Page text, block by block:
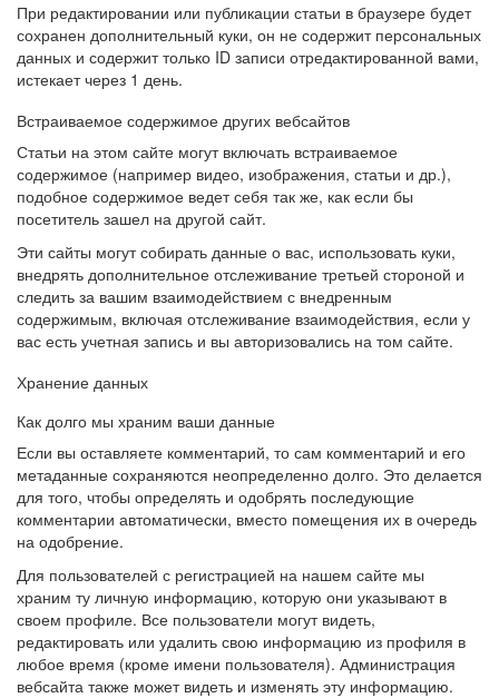
При редактировании или публикации статьи в браузере будет
сохранен дополнительный куки, он не содержит персональных
данных и содержит только ID записи отредактированной вами,
истекает через 1 день.
Встраиваемое содержимое других вебсайтов
Статьи на этом сайте могут включать встраиваемое
содержимое (например видео, изображения, статьи и др.),
подобное содержимое ведет себя так же, как если бы
посетитель зашел на другой сайт.
Эти сайты могут собирать данные о вас, использовать куки,
внедрять дополнительное отслеживание третьей стороной и
следить за вашим взаимодействием с внедренным
содержимым, включая отслеживание взаимодействия, если у
вас есть учетная запись и вы авторизовались на том сайте.
Хранение данных
Как долго мы храним ваши данные
Если вы оставляете комментарий, то сам комментарий и его
метаданные сохраняются неопределенно долго. Это делается
для того, чтобы определять и одобрять последующие
комментарии автоматически, вместо помещения их в очередь
на одобрение.
Для пользователей с регистрацией на нашем сайте мы
храним ту личную информацию, которую они указывают в
своем профиле. Все пользователи могут видеть,
редактировать или удалить свою информацию из профиля в
любое время (кроме имени пользователя). Администрация
вебсайта также может видеть и изменять эту информацию.